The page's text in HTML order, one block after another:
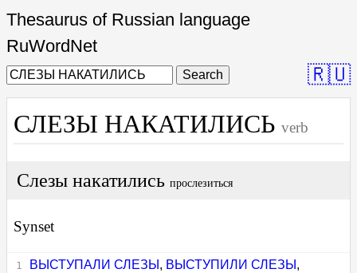
Thesaurus of Russian language
RuWordNet
Search 🇷🇺
СЛЕЗЫ НАКАТИЛИСЬ verb
Слезы накатились прослезиться
Synset
ВЫСТУПАЛИ СЛЕЗЫ , ВЫСТУПИЛИ СЛЕЗЫ ,